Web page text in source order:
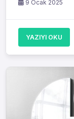
9 Ocak 2025
YAZIYI OKU